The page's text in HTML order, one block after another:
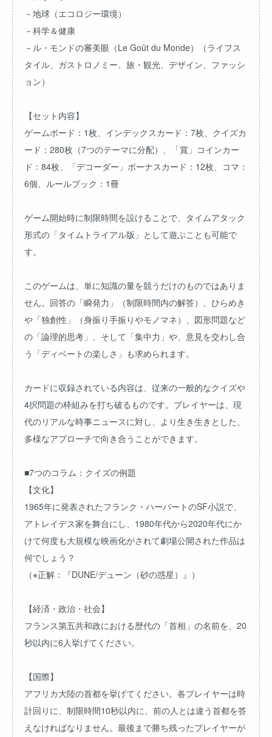
－地球（エコロジー環境）
－科学＆健康
－ル・モンドの審美眼（Le Goût du Monde）（ライフス
タイル、ガストロノミー、旅・観光、デザイン、ファッシ
ョン）
【セット内容】
ゲームボード：1枚、インデックスカード：7枚、クイズカ
ード：280枚（7つのテーマに分配）、「賞」コインカー
ド：84枚、「デコーダー」ボーナスカード：12枚、コマ：
6個、ルールブック：1冊
ゲーム開始時に制限時間を設けることで、タイムアタック
形式の「タイムトライアル版」として遊ぶことも可能で
す。
このゲームは、単に知識の量を競うだけのものではありま
せん。回答の「瞬発力」（制限時間内の解答）、ひらめき
や「独創性」（身振り手振りやモノマネ）、図形問題など
の「論理的思考」、そして「集中力」や、意見を交わし合
う「ディベートの楽しさ」も求められます。
カードに収録されている内容は、従来の一般的なクイズや
4択問題の枠組みを打ち破るものです。プレイヤーは、現
代のリアルな時事ニュースに対し、より生き生きとした、
多様なアプローチで向き合うことができます。
■7つのコラム：クイズの例題
【文化】
1965年に発表されたフランク・ハーバートのSF小説で、
アトレイデス家を舞台にし、1980年代から2020年代にか
けて何度も大規模な映画化がされて劇場公開された作品は
何でしょう？
（※正解：『DUNE/デューン（砂の惑星）』）
【経済・政治・社会】
フランス第五共和政における歴代の「首相」の名前を、20
秒以内に6人挙げてください。
【国際】
アフリカ大陸の首都を挙げてください。各プレイヤーは時
計回りに、制限時間10秒以内に、前の人とは違う首都を答
えなければなりません。最後まで勝ち残ったプレイヤーが